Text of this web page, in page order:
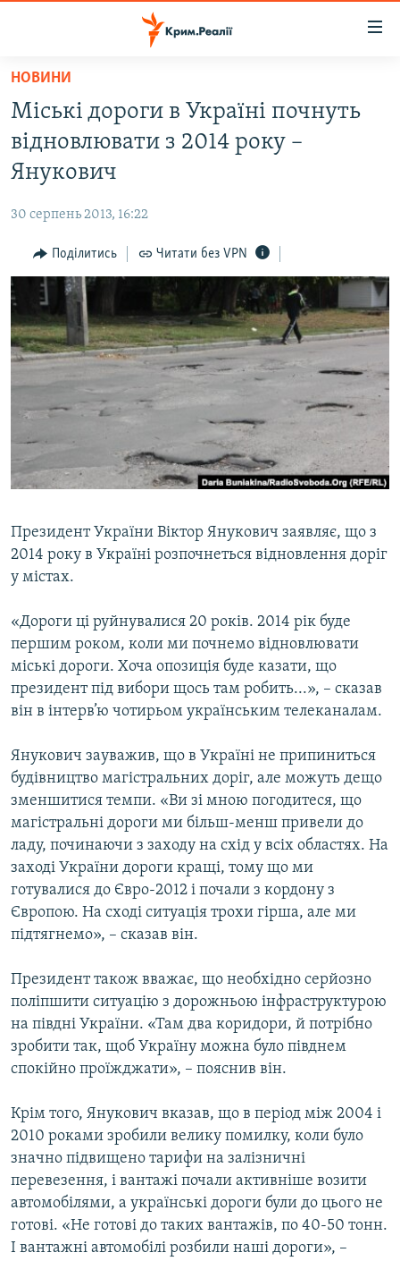
Перейти
основного
матеріалу
Перейти
до
основної
навігації
Перейти
до
пошуку
ВОДА.КРИМ
ВІДЕО ТА ФОТО
БЛОГИ
ПОГЛЯД
ІНТЕРВ'Ю
ВСЕ ЗА ДЕНЬ
СПЕЦПРОЕКТИ
ДЕПОРТАЦІЯ
ВІДЕОУРОКИ «ELIFBE»
СВІДЧЕННЯ ОКУПАЦІЇ
УКРАЇНСЬКА ПРОБЛЕМА КРИМУ
ЯК ОБІЙТИ БЛОКУВАННЯ
Qırımtatar
НОВИНИ
Міські дороги в Україні почнуть
відновлювати з 2014 року –
Янукович
30 серпень 2013, 16:22
Поділитись Читати без VPN
Президент України Віктор Янукович заявляє, що з
2014 року в Україні розпочнеться відновлення доріг
у містах.
«Дороги ці руйнувалися 20 років. 2014 рік буде
першим роком, коли ми почнемо відновлювати
міські дороги. Хоча опозиція буде казати, що
президент під вибори щось там робить...», – сказав
він в інтерв’ю чотирьом українським телеканалам.
Янукович зауважив, що в Україні не припиниться
будівництво магістральних доріг, але можуть дещо
зменшитися темпи. «Ви зі мною погодитеся, що
магістральні дороги ми більш-менш привели до
ладу, починаючи з заходу на схід у всіх областях. На
заході України дороги кращі, тому що ми
готувалися до Євро-2012 і почали з кордону з
Європою. На сході ситуація трохи гірша, але ми
підтягнемо», – сказав він.
Президент також вважає, що необхідно серйозно
поліпшити ситуацію з дорожньою інфраструктурою
на півдні України. «Там два коридори, й потрібно
зробити так, щоб Україну можна було півднем
спокійно проїжджати», – пояснив він.
Крім того, Янукович вказав, що в період між 2004 і
2010 роками зробили велику помилку, коли було
значно підвищено тарифи на залізничні
перевезення, і вантажі почали активніше возити
автомобілями, а українські дороги були до цього не
готові. «Не готові до таких вантажів, по 40-50 тонн.
І вантажні автомобілі розбили наші дороги», –